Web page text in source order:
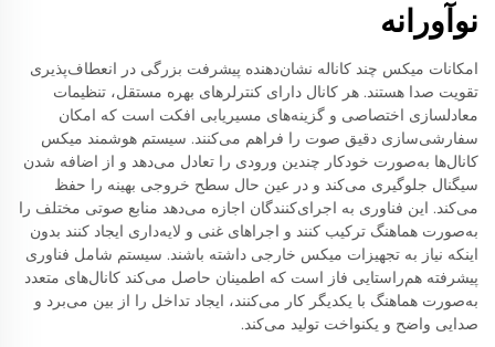
نوآورانه
امکانات میکس چند کاناله نشان‌دهنده پیشرفت بزرگی در انعطاف‌پذیری
تقویت صدا هستند. هر کانال دارای کنترلرهای بهره مستقل، تنظیمات
معادلسازی اختصاصی و گزینه‌های مسیریابی افکت است که امکان
سفارشی‌سازی دقیق صوت را فراهم می‌کنند. سیستم هوشمند میکس
کانال‌ها به‌صورت خودکار چندین ورودی را تعادل می‌دهد و از اضافه شدن
سیگنال جلوگیری می‌کند و در عین حال سطح خروجی بهینه را حفظ
می‌کند. این فناوری به اجرای‌کنندگان اجازه می‌دهد منابع صوتی مختلف را
به‌صورت هماهنگ ترکیب کنند و اجراهای غنی و لایه‌داری ایجاد کنند بدون
اینکه نیاز به تجهیزات میکس خارجی داشته باشند. سیستم شامل فناوری
پیشرفته هم‌راستایی فاز است که اطمینان حاصل می‌کند کانال‌های متعدد
به‌صورت هماهنگ با یکدیگر کار می‌کنند، ایجاد تداخل را از بین می‌برد و
صدایی واضح و یکنواخت تولید می‌کند.